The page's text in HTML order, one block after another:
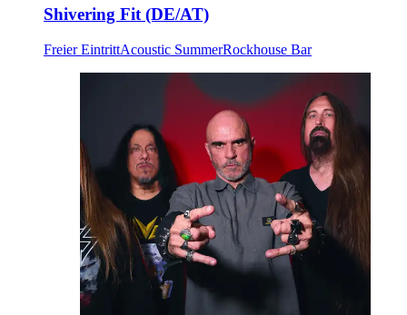
Shivering Fit (DE/AT)
Freier EintrittAcoustic SummerRockhouse Bar